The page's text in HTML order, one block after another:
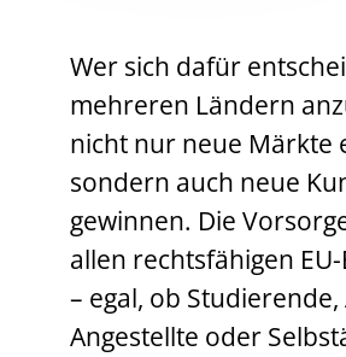
Wer sich dafür
mehreren Ländern
nicht nur neue Märkte
sondern auch neue
gewinnen. Die
allen rechtsfähigen
– egal, ob
Angestellte oder